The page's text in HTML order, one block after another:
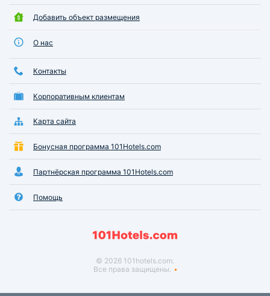
Добавить объект размещения
О нас
Контакты
Корпоративным клиентам
Карта сайта
Бонусная программа 101Hotels.com
Партнёрская программа 101Hotels.com
Помощь
© 2026 101hotels.com.
Все права защищены.